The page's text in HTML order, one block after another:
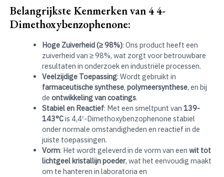
Belangrijkste Kenmerken van 4 4-
Dimethoxybenzophenone:
Hoge Zuiverheid (≥ 98%): Ons product heeft een
zuiverheid van ≥ 98%, wat zorgt voor betrouwbare
resultaten in onderzoek en industriële processen.
Veelzijdige Toepassing: Wordt gebruikt in
farmaceutische synthese, polymeersynthese, en bij
de ontwikkeling van coatings.
Stabiel en Reactief: Met een smeltpunt van 139-
143°Cis 4,4′-Dimethoxybenzophenone stabiel
onder normale omstandigheden en reactief in de
juiste toepassingen.
Vorm: Het wordt geleverd in de vorm van een wit tot
lichtgeel kristallijn poeder, wat het eenvoudig maakt
om te hanteren in laboratoria en